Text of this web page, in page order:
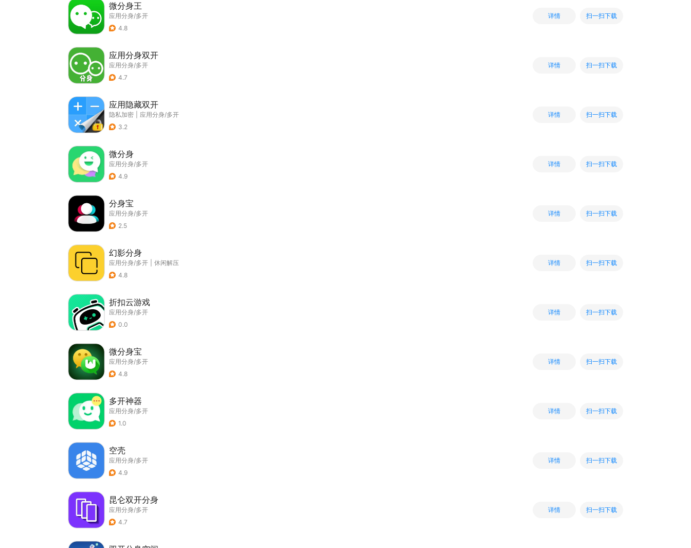
微分身王
应用分身/多开
4.8
详情 扫一扫下载
应用分身双开
应用分身/多开
4.7
详情 扫一扫下载
应用隐藏双开
隐私加密
应用分身/多开
3.2
详情 扫一扫下载
微分身
应用分身/多开
4.9
详情 扫一扫下载
分身宝
应用分身/多开
2.5
详情 扫一扫下载
幻影分身
应用分身/多开
休闲解压
4.8
详情 扫一扫下载
折扣云游戏
应用分身/多开
0.0
详情 扫一扫下载
微分身宝
应用分身/多开
4.8
详情 扫一扫下载
多开神器
应用分身/多开
1.0
详情 扫一扫下载
空壳
应用分身/多开
4.9
详情 扫一扫下载
昆仑双开分身
应用分身/多开
4.7
详情 扫一扫下载